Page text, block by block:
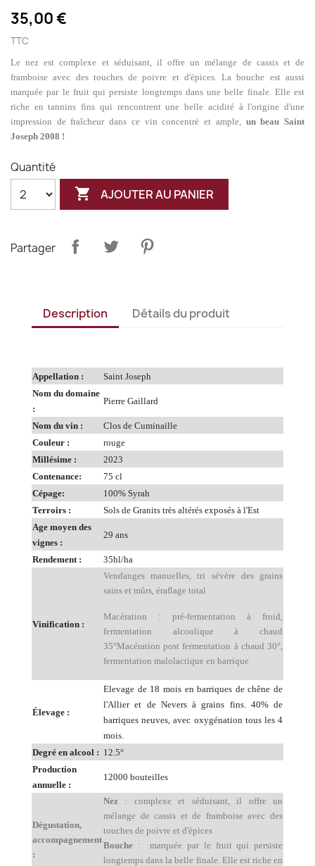
35,00 €
TTC
Le nez est complexe et séduisant, il offre un mélange de cassis et de
framboise avec des touches de poivre et d'épices. La bouche est aussi
marquée par le fruit qui persiste longtemps dans une belle finale. Elle est
riche en tannins fins qui rencontrent une belle acidité à l'origine d'une
impression de fraîcheur dans ce vin concentré et ample, un beau Saint
Joseph 2008 !
Quantité
 AJOUTER AU PANIER
Partager
Description Détails du produit
Appellation :
Saint Joseph
Nom du domaine
:
Pierre Gaillard
Nom du vin :
Clos de Cuminaille
Couleur :
rouge
Millésime :
2023
Contenance:
75 cl
Cépage:
100% Syrah
Terroirs :
Sols de Granits très altérés exposés à l'Est
Age moyen des
vignes :
29 ans
Rendement : 35hl/ha
Vinification :
Vendanges manuelles, tri sévère des grains
sains et mûrs, éraflage total
Macération : pré-fermentation à froid,
fermentation alcoolique à chaud
35°Macération post fermentation à chaud 30°,
fermentation malolactique en barrique
Élevage :
Elevage de 18 mois en barriques de chêne de
l'Allier et de Nevers à grains fins. 40% de
barriques neuves, avec oxygénation tous les 4
mois.
Degré en alcool : 12.5°
Production
annuelle :
12000 bouteilles
Dégustation,
accompagnement
:
Nez : complexe et séduisant, il offre un
mélange de cassis et de framboise avec des
touches de poivre et d'épices
Bouche : marquée par le fruit qui persiste
longtemps dans la belle finale. Elle est riche en